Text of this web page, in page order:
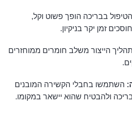
הטיפול בבריכה הופך פשוט וקל,
זמן יקר בניקיון.
תהליך הייצור משלב חומרים ממוחזרים
השתמשו בחבלי הקשירה המובנים
ולהבטיח שהוא יישאר במקומו.